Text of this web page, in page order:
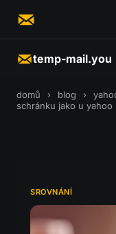
temp-mail.you
domů › blog ›
schránku jako u yahoo
SROVNÁNÍ